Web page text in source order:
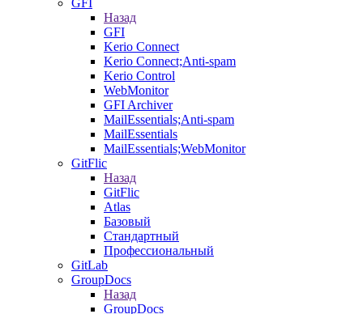
GFI
Назад
GFI
Kerio Connect
Kerio Connect;Anti-spam
Kerio Control
WebMonitor
GFI Archiver
MailEssentials;Anti-spam
MailEssentials
MailEssentials;WebMonitor
GitFlic
Назад
GitFlic
Atlas
Базовый
Стандартный
Профессиональный
GitLab
GroupDocs
Назад
GroupDocs